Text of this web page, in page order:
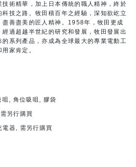
技術精華，加上日本傳統的職人精神，終於
技之路。牧田積百年之經驗，深知欲屹立
盡善盡美的匠人精神。1958年，牧田更成
過超越半世紀的研究和發展，牧田發展出
系列產品，亦成為全球最大的專業電動工
家肯定。
, 角位吸咀, 膠袋
另行購買
電器, 需另行購買